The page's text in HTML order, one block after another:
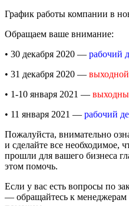
График работы компании в
Обращаем ваше внимание:
• 30 декабря 2020 — рабочий
• 31 декабря 2020 —
• 1-10 января 2021 —
• 11 января 2021 — рабочий
Пожалуйста, внимательно
и сделайте все необходимое,
прошли для вашего бизнеса
этом помочь.
Если у вас есть вопросы по
— обращайтесь к менеджерам